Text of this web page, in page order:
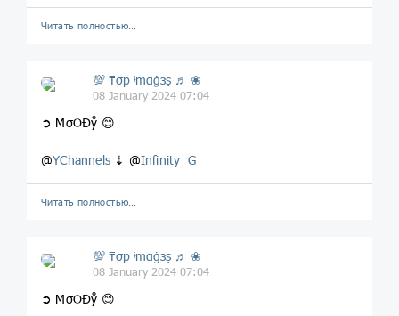
Читать полностью…
💯 ₸σp ᶤmαġзṣ ♬ ❀
08 January 2024 07:04
➲ MσOĐẙ 😊
@YChannels ⇣ @Infinity_G
Читать полностью…
💯 ₸σp ᶤmαġзṣ ♬ ❀
08 January 2024 07:04
➲ MσOĐẙ 😊